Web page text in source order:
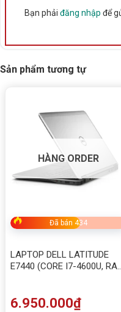
Bạn phải đăng nhập để
Sản phẩm tương tự
HÀNG ORDER
Đã bán 434
LAPTOP DELL LATITUDE
E7440 (CORE I7-4600U,
6.950.000₫